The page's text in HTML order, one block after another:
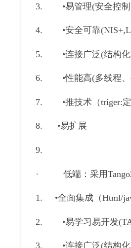
3. •易管理(安全控制，
4. •安全可靠
5. •连接广泛(结构化
6. •性能高(多线程、
7. •推技术（triger:定
8. •易扩展
9.
· 低端：采用
1. •全面集成（Html/
2. •易学习易开发
3. •连接广泛(结构化